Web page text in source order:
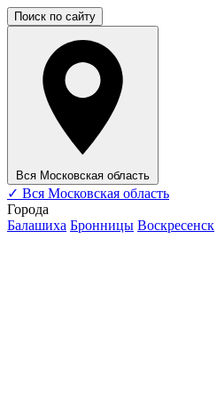
Поиск по сайту
Вся Московская область
✓ Вся Московская область
Города
Балашиха Бронницы Воскресенск